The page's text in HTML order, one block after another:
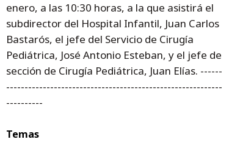
enero, a las 10:30 horas, a la que asistirá el
subdirector del Hospital Infantil, Juan Carlos
Bastarós, el jefe del Servicio de Cirugía
Pediátrica, José Antonio Esteban, y el jefe de
sección de Cirugía Pediátrica, Juan Elías. ------
-----------------------------------------------------------
----------
Temas